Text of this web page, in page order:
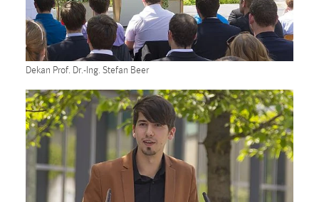
Dekan Prof. Dr.-Ing. Stefan Beer
Zweck:
Für performante Seitenauslieferung wird in diesem Cookie
gespeichert, ob man eingeloggt ist.
Sprachpräferenz
Name:
site-language-preference
Zweck:
Das Cookie speichert die gewählte Sprache der Website.
Cookie Laufzeit: